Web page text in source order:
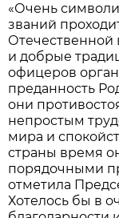
«Очень
званий
Отечественной
и добрые
офицеров
преданность
они
непростым
мира и
страны время
порядочными
отметила
Хотелось бы в